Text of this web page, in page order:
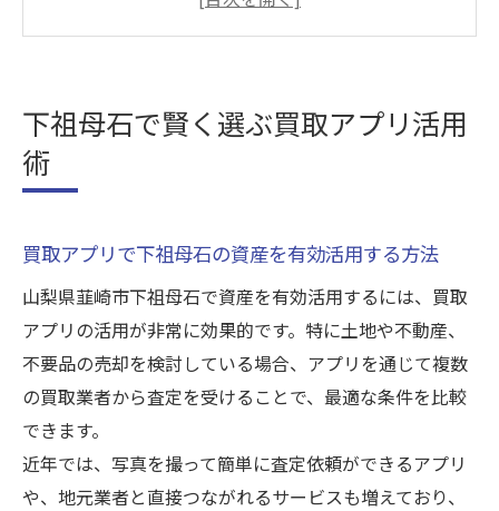
買取アプリ利用時のトラブル回避ポイント
は
買取アプリで複数業者に査定依頼する利点
アプリ利用で高額買取を実現するための工
山梨での資産売却に役立つ買取アプリ活用
術
下祖母石で賢く選ぶ買取アプリ活用
術
買取アプリで下祖母石の資産を有効活用する方法
山梨県韮崎市下祖母石で資産を有効活用するには、買取
アプリの活用が非常に効果的です。特に土地や不動産、
不要品の売却を検討している場合、アプリを通じて複数
の買取業者から査定を受けることで、最適な条件を比較
できます。
近年では、写真を撮って簡単に査定依頼ができるアプリ
や、地元業者と直接つながれるサービスも増えており、